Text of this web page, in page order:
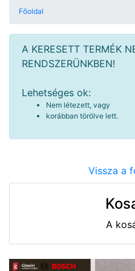
Főoldal
A KERESETT TERMÉK
RENDSZERÜNKBEN!
Lehetséges ok:
Nem létezett, vagy
korábban törölve lett.
Vissza a
A